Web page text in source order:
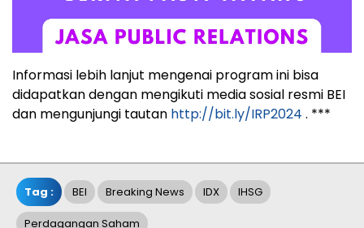
Informasi lebih lanjut mengenai program ini bisa
didapatkan dengan mengikuti media sosial resmi BEI
dan mengunjungi tautan http://bit.ly/IRP2024 . ***
Tag : BEI Breaking News IDX IHSG
Perdagangan Saham